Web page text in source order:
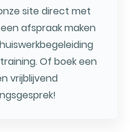
site direct met
afspraak maken
Of boek een
vrijblijvend